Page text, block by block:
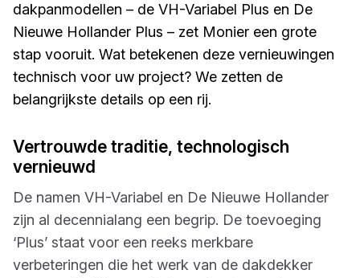
dakpanmodellen – de VH-Variabel Plus en De
Nieuwe Hollander Plus – zet Monier een grote
stap vooruit. Wat betekenen deze vernieuwingen
technisch voor uw project? We zetten de
belangrijkste details op een rij.
Vertrouwde traditie, technologisch
vernieuwd
De namen VH-Variabel en De Nieuwe Hollander
zijn al decennialang een begrip. De toevoeging
‘Plus’ staat voor een reeks merkbare
verbeteringen die het werk van de dakdekker